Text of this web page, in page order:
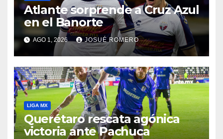
Atlante sorprende a Cruz Azul
en el Banorte
AGO 1, 2026 JOSUÉ ROMERO
LIGA MX
Querétaro rescata agónica
victoria ante Pachuca